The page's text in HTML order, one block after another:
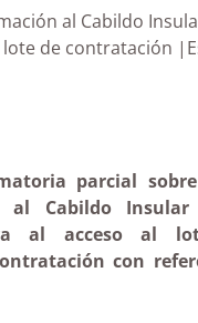
al Cabildo
lote de contratación
parcial
al Cabildo Insular
al acceso al
con